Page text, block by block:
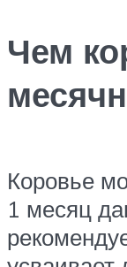
Чем
Коровье
1 месяц